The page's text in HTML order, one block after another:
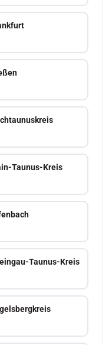
Taunus-Kreis
Taunus-Kreis